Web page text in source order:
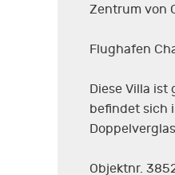
Zentrum von
Flughafen
Diese Villa
befindet sich
Objektnr.